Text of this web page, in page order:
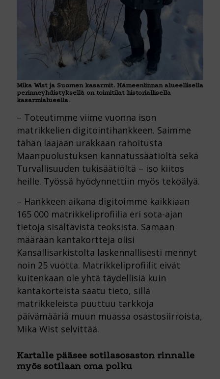
Mika Wist ja Suomen kasarmit. Hämeenlinnan alueellisella
perinneyhdistyksellä on toimitilat historiallisella
kasarmialueella.
– Toteutimme viime vuonna ison
matrikkelien digitointihankkeen. Saimme
tähän laajaan urakkaan rahoitusta
Maanpuolustuksen kannatussäätiöltä sekä
Turvallisuuden tukisäätiöltä – iso kiitos
heille. Työssä hyödynnettiin myös tekoälyä.
– Hankkeen aikana digitoimme kaikkiaan
165 000 matrikkeliprofiilia eri sota-ajan
tietoja sisältävistä teoksista. Samaan
määrään kantakortteja olisi
Kansallisarkistolta laskennallisesti mennyt
noin 25 vuotta. Matrikkeliprofiilit eivät
kuitenkaan ole yhtä täydellisiä kuin
kantakorteista saatu tieto, sillä
matrikkeleista puuttuu tarkkoja
päivämääriä muun muassa osastosiirroista,
Mika Wist selvittää.
Kartalle pääsee sotilasosaston rinnalle
myös sotilaan oma polku